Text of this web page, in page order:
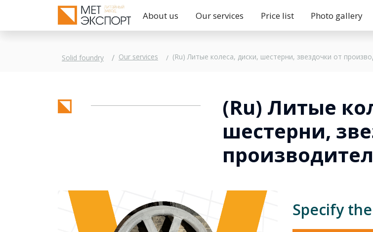
About us Our services Price list Photo gallery
Solid foundry Our services (Ru) Литые колеса, диски, шестерни, звездочки от
(Ru) Литые
шестерни,
Specify